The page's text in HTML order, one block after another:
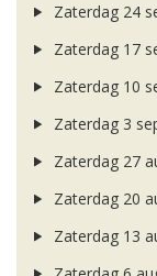
Zaterdag 24
Zaterdag 17
Zaterdag 10
Zaterdag 3
Zaterdag 27
Zaterdag 20
Zaterdag 13